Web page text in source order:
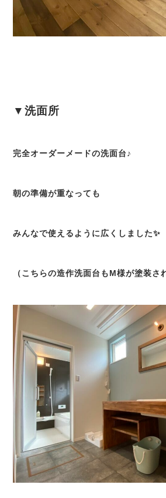
▼洗面所
完全オーダーメードの洗面台♪
朝の準備が重なっても
みんなで使えるように広くしました✨
（こちらの造作洗面台もM様が塗装さ